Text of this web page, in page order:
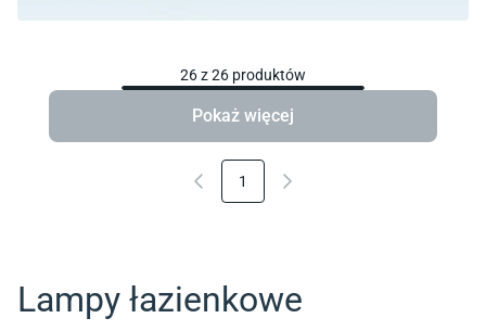
26z26 produktów
Pokaż więcej
1
Lampy łazienkowe